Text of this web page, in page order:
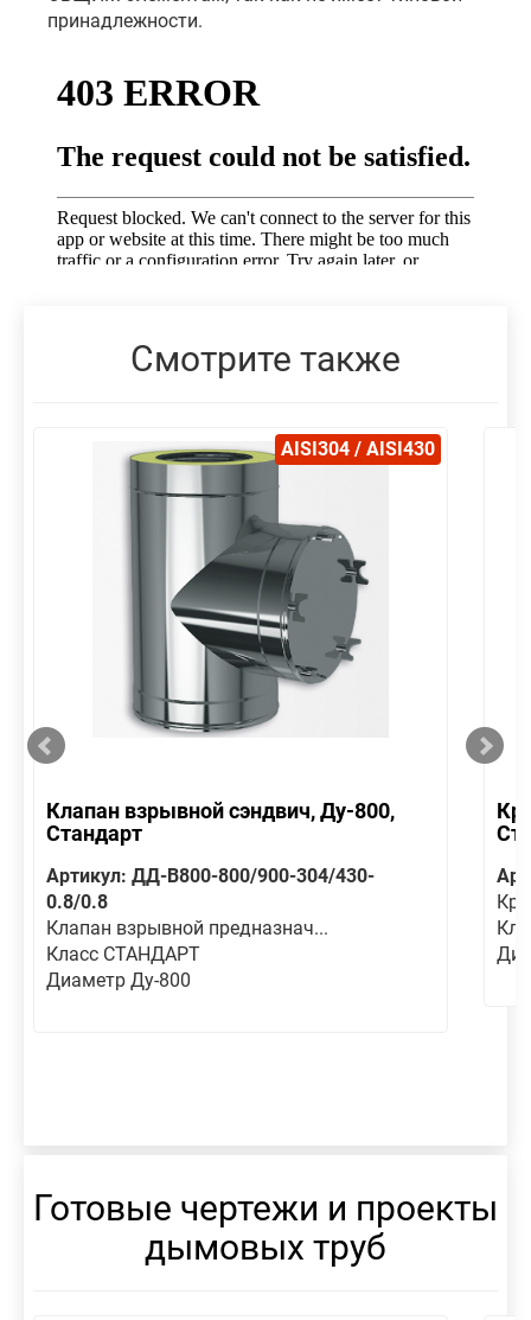
принадлежности.
Смотрите также
AISI304 / AISI430
Клапан взрывной сэндвич, Ду-800,
Стандарт
Артикул: ДД-В800-800/900-304/430-
0.8/0.8
Клапан взрывной предназнач...
Класс СТАНДАРТ
Диаметр Ду-800
Готовые чертежи и проекты
дымовых труб